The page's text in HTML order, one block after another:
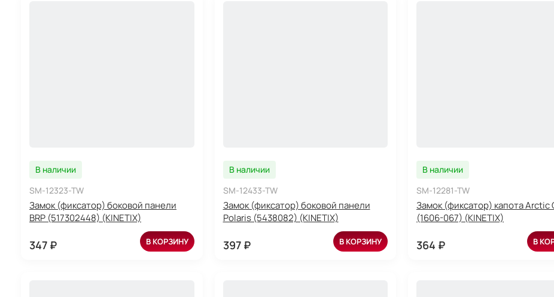
В наличии
SM-12323-TW
Замок (фиксатор) боковой панели
BRP (517302448) (KINETIX)
347 ₽ В КОРЗИНУ
В наличии
SM-12433-TW
Замок (фиксатор) боковой панели
Polaris (5438082) (KINETIX)
397 ₽ В КОРЗИНУ
В наличии
SM-12281-TW
Замок (фиксатор) капота Arctic
(1606-067) (KINETIX)
364 ₽ В